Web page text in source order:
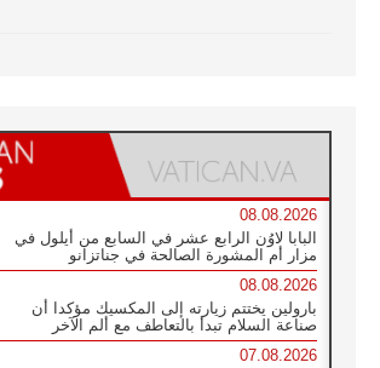
08.08.2026
البابا لاوُن الرابع عشر في السابع من أيلول في
مزار أم المشورة الصالحة في جناتزانو
08.08.2026
بارولين يختتم زيارته إلى المكسيك مؤكدا أن
صناعة السلام تبدأ بالتعاطف مع ألم الآخر
07.08.2026